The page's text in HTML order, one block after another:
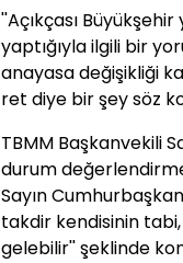
''Açıkçası
yaptığıyla ilgili bir
anayasa değişikliği
ret diye bir şey söz
TBMM Başkanvekili
durum
Sayın
takdir kendisinin
gelebilir'' şeklinde